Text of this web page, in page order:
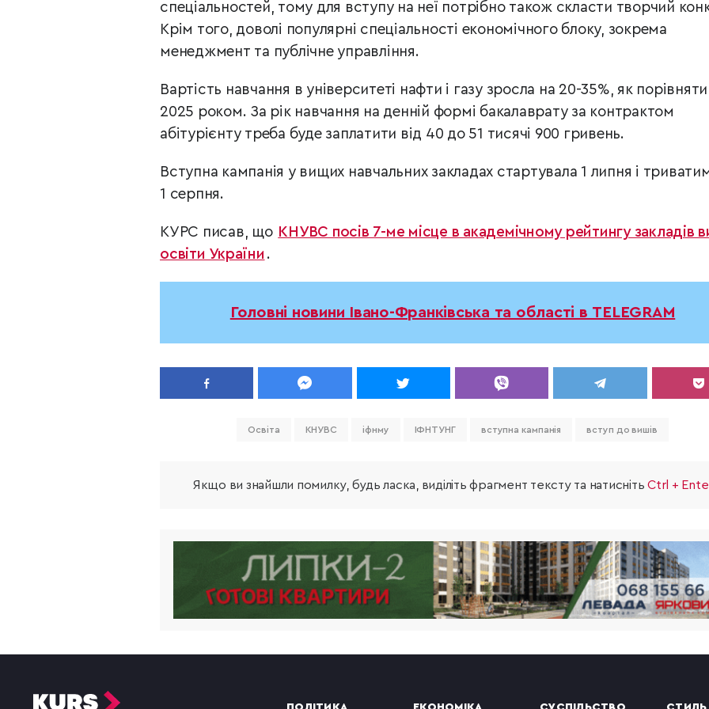
спеціальностей, тому для вступу на неї потрібно також скласти творчий
Крім того, доволі популярні спеціальності економічного блоку, зокрема
менеджмент та публічне управління.
Вартість навчання в університеті нафти і газу зросла на 20-35%, як порівняти
2025 роком. За рік навчання на денній формі бакалаврату за контрактом
абітурієнту треба буде заплатити від 40 до 51 тисячі 900 гривень.
Вступна кампанія у вищих навчальних закладах стартувала 1 липня і
1 серпня.
КУРС писав, що КНУВС посів 7-ме місце в академічному рейтингу закладів
освіти України .
Головні новини Івано-Франківська та області в TELEGRAM
Освіта КНУВС іфнму ІФНТУНГ вступна кампанія вступ до вишів
Якщо ви знайшли помилку, будь ласка, виділіть фрагмент тексту та натиснітьCtrl +